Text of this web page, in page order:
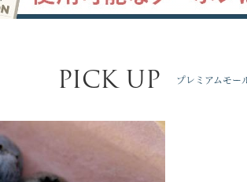
PICK UP プレミアムモー